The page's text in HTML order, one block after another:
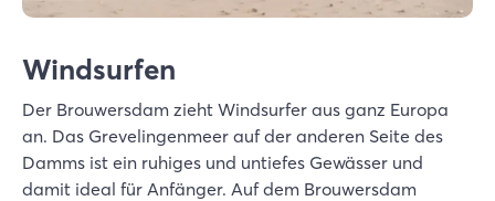
Windsurfen
Der Brouwersdam zieht Windsurfer aus ganz Europa
an. Das Grevelingenmeer auf der anderen Seite des
Damms ist ein ruhiges und untiefes Gewässer und
damit ideal für Anfänger. Auf dem Brouwersdam